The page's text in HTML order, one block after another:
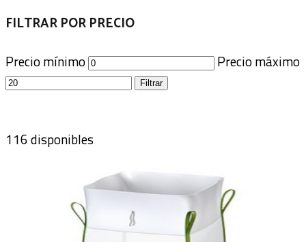
FILTRAR POR PRECIO
Precio mínimo Precio máximo
Filtrar
116 disponibles